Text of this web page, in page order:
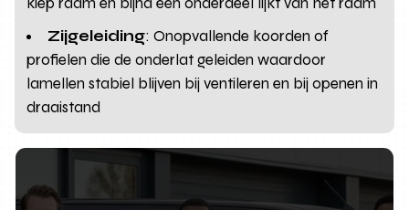
Zijgeleiding: Onopvallende koorden of
profielen die de onderlat geleiden waardoor
lamellen stabiel blijven bij ventileren en bij openen in
draaistand